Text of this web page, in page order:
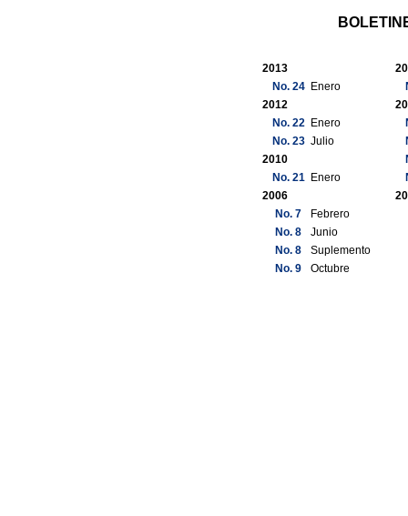
2013
No. 24
Enero
2012
No. 22
Enero
No. 23 Julio
2010
No. 21
Enero
2006
No. 7
Febrero
No. 8
Junio
No. 8
Suplemento
No. 9
Octubre